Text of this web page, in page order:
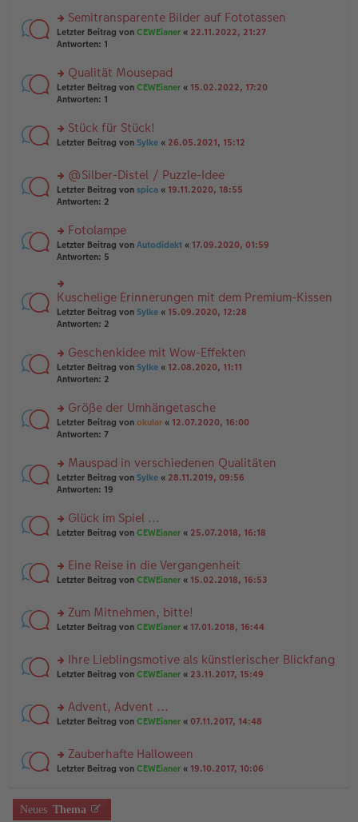
tr
a
g
e
n
er
tr
a
g
n
g
el
e
n
er
tr
a
rs
te
n
g
el
e
n
ei
tr
a
Semitransparente Bilder auf Fototassen
Letzter Beitrag von CEWEianer « 22.11.2022, 21:27
Antworten: 1
rs
te
n
g
es
e
n
er
ei
tr
a
Qualität Mousepad
Letzter Beitrag von CEWEianer « 15.02.2022, 17:20
Antworten: 1
rs
u
n
g
es
e
n
er
ei
tr
a
g
Stück für Stück!
Letzter Beitrag von Sylke « 26.05.2021, 15:12
rs
te
n
g
el
e
n
er
B
a
g
@Silber-Distel / Puzzle-Idee
Letzter Beitrag von spica « 19.11.2020, 18:55
Antworten: 2
rs
te
u
n
g
el
es
n
er
B
a
g
Fotolampe
Letzter Beitrag von Autodidakt « 17.09.2020, 01:59
Antworten: 5
rs
te
r
g
el
es
n
er
B
ei
a
g
Kuschelige Erinnerungen mit dem Premium-Kissen
Letzter Beitrag von Sylke « 15.09.2020, 12:28
Antworten: 2
rs
te
n
g
el
e
n
er
tr
a
Geschenkidee mit Wow-Effekten
Letzter Beitrag von Sylke « 12.08.2020, 11:11
Antworten: 2
rs
te
n
g
el
e
n
ei
tr
Größe der Umhängetasche
Letzter Beitrag von okular « 12.07.2020, 16:00
Antworten: 7
rs
te
n
g
es
e
n
B
ei
tr
g
Mauspad in verschiedenen Qualitäten
Letzter Beitrag von Sylke « 28.11.2019, 09:56
Antworten: 19
rs
u
n
es
e
B
ei
g
Glück im Spiel ...
Letzter Beitrag von CEWEianer « 25.07.2018, 16:18
rs
u
n
es
e
B
ei
g
Eine Reise in die Vergangenheit
Letzter Beitrag von CEWEianer « 15.02.2018, 16:53
rs
u
n
es
e
B
ei
g
Zum Mitnehmen, bitte!
Letzter Beitrag von CEWEianer « 17.01.2018, 16:44
rs
u
n
es
e
B
ei
Ihre Lieblingsmotive als künstlerischer Blickfang
Letzter Beitrag von CEWEianer « 23.11.2017, 15:49
rs
u
n
es
e
Advent, Advent ...
Letzter Beitrag von CEWEianer « 07.11.2017, 14:48
rs
u
n
Zauberhafte Halloween
Letzter Beitrag von CEWEianer « 19.10.2017, 10:06
Neues Thema